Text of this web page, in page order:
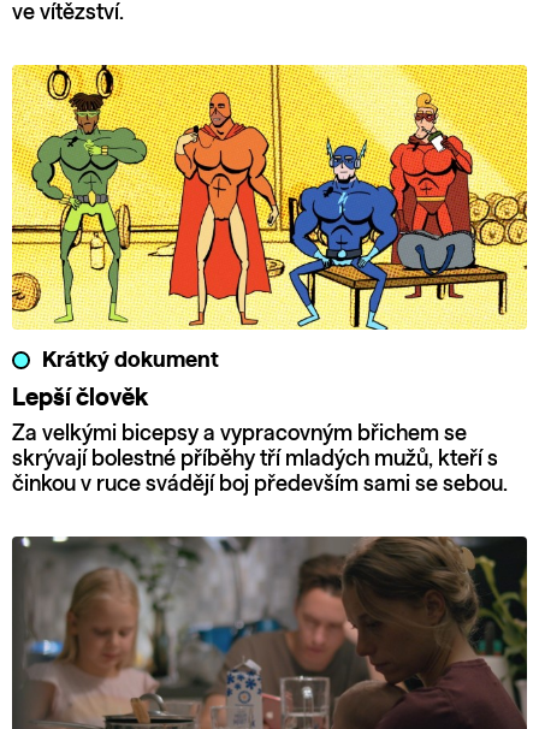
ve vítězství.
Krátký dokument
Lepší člověk
Za velkými bicepsy a vypracovným břichem se
skrývají bolestné příběhy tří mladých mužů, kteří s
činkou v ruce svádějí boj především sami se sebou.